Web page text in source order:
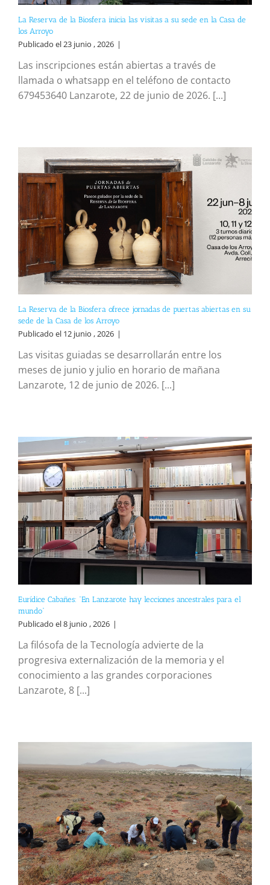
La Reserva de la Biosfera inicia las visitas a su sede en la Casa de
los Arroyo
Publicado el 23 junio , 2026 |
Las inscripciones están abiertas a través de
llamada o whatsapp en el teléfono de contacto
679453640 Lanzarote, 22 de junio de 2026. [...]
La Reserva de la Biosfera ofrece jornadas de puertas abiertas en su
sede de la Casa de los Arroyo
Publicado el 12 junio , 2026 |
Las visitas guiadas se desarrollarán entre los
meses de junio y julio en horario de mañana
Lanzarote, 12 de junio de 2026. [...]
Eurídice Cabañes: “En Lanzarote hay lecciones ancestrales para el
mundo”
Publicado el 8 junio , 2026 |
La filósofa de la Tecnología advierte de la
progresiva externalización de la memoria y el
conocimiento a las grandes corporaciones
Lanzarote, 8 [...]